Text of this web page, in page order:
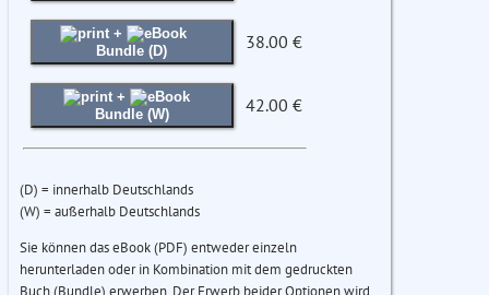
+
Bundle (D)
38.00 €
+
Bundle (W)
42.00 €
(D) = innerhalb Deutschlands
(W) = außerhalb Deutschlands
Sie können das eBook (PDF) entweder einzeln
herunterladen oder in Kombination mit dem gedruckten